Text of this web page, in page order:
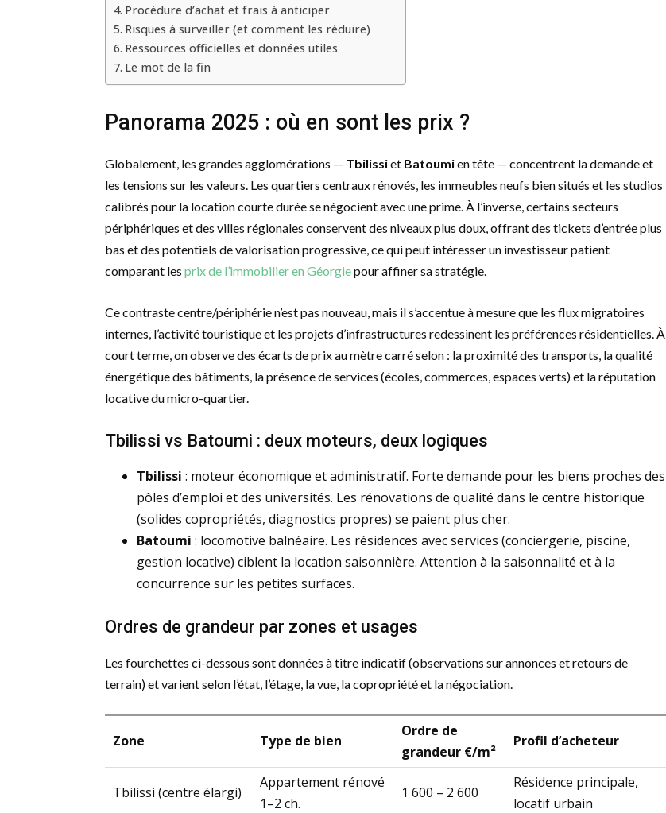
Procédure d’achat et frais à anticiper
Risques à surveiller (et comment les réduire)
Ressources officielles et données utiles
Le mot de la fin
Panorama 2025 : où en sont les prix ?
Globalement, les grandes agglomérations — Tbilissiet Batoumien tête — concentrent la demande et
les tensions sur les valeurs. Les quartiers centraux rénovés, les immeubles neufs bien situés et les studios
calibrés pour la location courte durée se négocient avec une prime. À l’inverse, certains secteurs
périphériques et des villes régionales conservent des niveaux plus doux, offrant des tickets d’entrée plus
bas et des potentiels de valorisation progressive, ce qui peut intéresser un investisseur patient
comparant les prix de l’immobilier en Géorgiepour affiner sa stratégie.
Ce contraste centre/périphérie n’est pas nouveau, mais il s’accentue à mesure que les flux migratoires
internes, l’activité touristique et les projets d’infrastructures redessinent les préférences résidentielles. À
court terme, on observe des écarts de prix au mètre carré selon : la proximité des transports, la qualité
énergétique des bâtiments, la présence de services (écoles, commerces, espaces verts) et la réputation
locative du micro-quartier.
Tbilissi vs Batoumi : deux moteurs, deux logiques
Tbilissi : moteur économique et administratif. Forte demande pour les biens proches des
pôles d’emploi et des universités. Les rénovations de qualité dans le centre historique
(solides copropriétés, diagnostics propres) se paient plus cher.
Batoumi : locomotive balnéaire. Les résidences avec services (conciergerie, piscine,
gestion locative) ciblent la location saisonnière. Attention à la saisonnalité et à la
concurrence sur les petites surfaces.
Ordres de grandeur par zones et usages
Les fourchettes ci-dessous sont données à titre indicatif (observations sur annonces et retours de
terrain) et varient selon l’état, l’étage, la vue, la copropriété et la négociation.
Zone Type de bien
Ordre de
grandeur €/m²
Profil d’acheteur
Tbilissi (centre élargi)
Appartement rénové
1–2 ch.
1 600 – 2 600
Résidence principale,
locatif urbain